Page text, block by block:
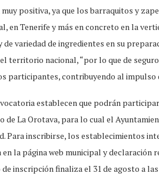
positiva, ya que los barraquitos y
en Tenerife y más en concreto en la
de variedad de ingredientes en su
territorio nacional, “por lo que de
participantes, contribuyendo al
establecen que podrán
de La Orotava, para lo cual el
Para inscribirse, los establecimientos
en la página web municipal y
inscripción finaliza el 31 de agosto a las